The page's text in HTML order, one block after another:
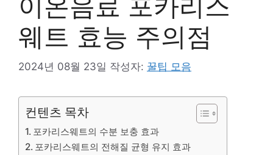
웨트 효능 주의점
2024년 08월 23일 작성자: 꿀팁 모음
컨텐츠 목차
포카리스웨트의 수분 보충 효과
포카리스웨트의 전해질 균형 유지 효과